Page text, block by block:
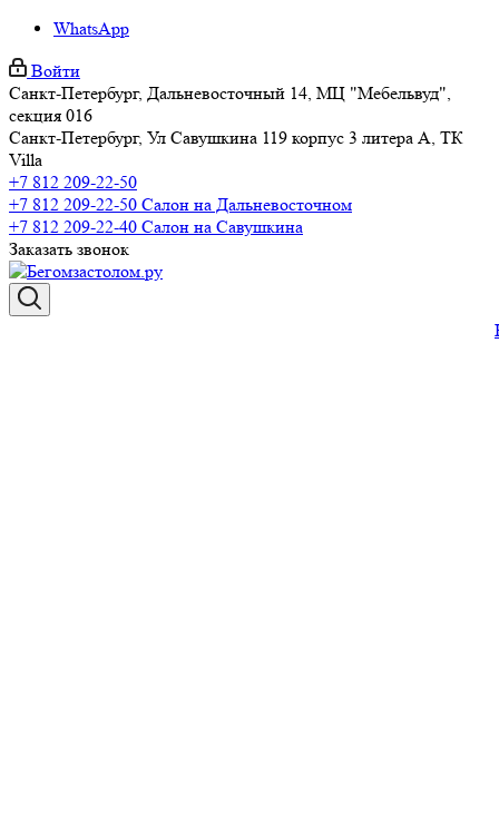
WhatsApp
Войти
Санкт-Петербург, Дальневосточный 14, МЦ "Мебельвуд",
секция 016
Санкт-Петербург, Ул Савушкина 119 корпус 3 литера А, ТК
Villa
+7 812 209-22-50
+7 812 209-22-50 Салон на Дальневосточном
+7 812 209-22-40 Салон на Савушкина
Заказать звонок